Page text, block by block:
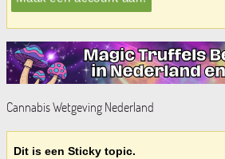
Cannabis Wetgeving Nederland
Dit is een Sticky topic.